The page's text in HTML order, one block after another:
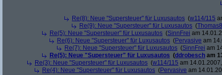
Re(8): Neue "Supersteuer" für Luxusautos (w114/115
Re(9): Neue "Supersteuer" für Luxusautos (
Re(5): Neue "Supersteuer" für Luxusautos (SinnFrei am
Re(6): Neue "Supersteuer" für Luxusautos (Pervasive am
Re(7): Neue "Supersteuer" für Luxusautos (SinnFrei am
Re(5): Neue "Supersteuer" für Luxusautos (ddrobesch am
Re(3): Neue "Supersteuer" für Luxusautos (w114/115 am
Re(4): Neue "Supersteuer" für Luxusautos (Pervasive am